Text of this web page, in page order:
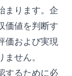
まります。企
価値を判断す
価および実現
せん。
するために必